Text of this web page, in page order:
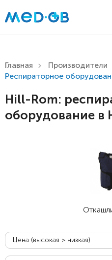
Главная Производители
Респираторное
Hill-Rom:
оборудование в
Цена (высокая > низкая)